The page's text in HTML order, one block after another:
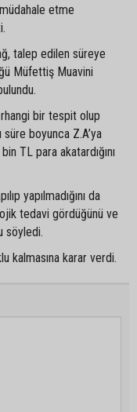
etme
talep edilen süreye
Müfettiş Muavini
bir tespit olup
süre boyunca Z.A’ya
TL para akatardığını
yapılmadığını da
tedavi gördüğünü ve
söyledi.
kalmasına karar verdi.